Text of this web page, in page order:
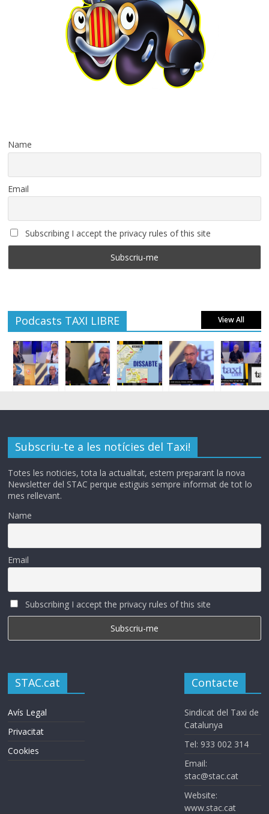
Name
Email
Subscribing I accept the privacy rules of this site
Podcasts TAXI LIBRE View All
Subscriu-te a les notícies del Taxi!
Totes les noticies, tota la actualitat, estem preparant la nova
Newsletter del STAC perque estiguis sempre informat de tot lo
mes rellevant.
Name
Email
Subscribing I accept the privacy rules of this site
STAC.cat
Avís Legal
Privacitat
Cookies
Contacte
Sindicat del Taxi de
Catalunya
Tel: 933 002 314
Email:
stac@stac.cat
Website:
www.stac.cat